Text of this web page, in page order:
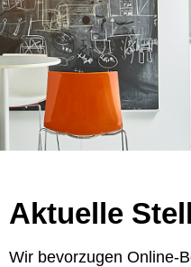
Aktuelle
Wir bevorzugen Online-